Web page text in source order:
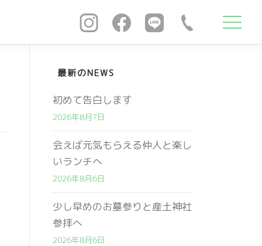
最新のNEWS
初めて告白します
2026年8月7日
会えば元気もらえる仲人と楽し
いランチへ
2026年8月6日
少し早めのお墓参りと産土神社
参拝へ
2026年8月6日